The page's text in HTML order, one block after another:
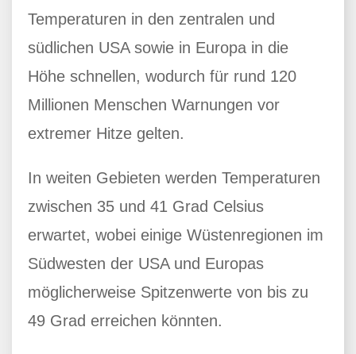
Temperaturen in den zentralen und
südlichen USA sowie in Europa in die
Höhe schnellen, wodurch für rund 120
Millionen Menschen Warnungen vor
extremer Hitze gelten.
In weiten Gebieten werden Temperaturen
zwischen 35 und 41 Grad Celsius
erwartet, wobei einige Wüstenregionen im
Südwesten der USA und Europas
möglicherweise Spitzenwerte von bis zu
49 Grad erreichen könnten.